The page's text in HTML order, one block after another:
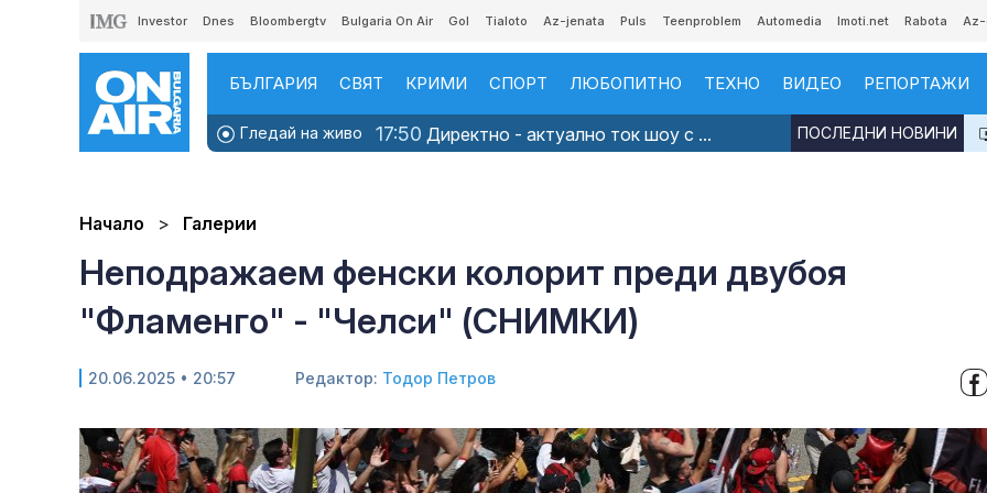
Investor Dnes Bloombergtv Bulgaria On Air Gol Tialoto Az-jenata Puls Teenproblem Automedia Imoti.net Rabota
БЪЛГАРИЯ СВЯТ КРИМИ СПОРТ ЛЮБОПИТНО ТЕХНО ВИДЕО РЕПОРТАЖИ
Гледай на живо 17:50 Директно - актуално ток шоу с ... ПОСЛЕДНИ НОВИНИ
Начало Галерии
Неподражаем фенски колорит преди двубоя
"Фламенго" - "Челси" (СНИМКИ)
20.06.2025 • 20:57 Редактор: Тодор Петров